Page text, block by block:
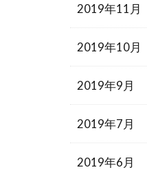
2019年11月
2019年10月
2019年9月
2019年7月
2019年6月